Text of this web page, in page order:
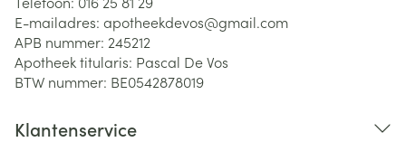
E-mailadres: apotheekdevos@gmail.com
APB nummer: 245212
Apotheek titularis: Pascal De Vos
BTW nummer: BE0542878019
Klantenservice